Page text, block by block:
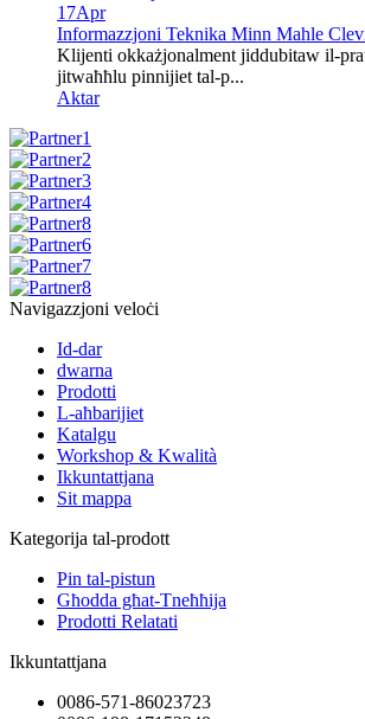
17Apr
Informazzjoni Teknika Minn Mahle
Klijenti okkażjonalment jiddubitaw il-
jitwaħħlu pinnijiet tal-p...
Aktar
Navigazzjoni veloċi
Id-dar
dwarna
Prodotti
L-aħbarijiet
Katalgu
Workshop & Kwalità
Ikkuntattjana
Sit mappa
Kategorija tal-prodott
Pin tal-pistun
Għodda għat-Tneħħija
Prodotti Relatati
Ikkuntattjana
0086-571-86023723